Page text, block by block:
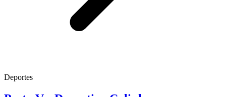
Deportes